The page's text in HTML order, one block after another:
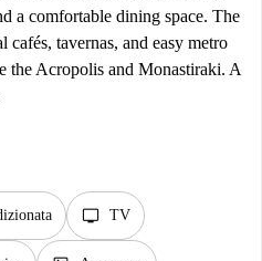
a comfortable dining space. The
tavernas, and easy metro
the Acropolis and Monastiraki. A
tv TV